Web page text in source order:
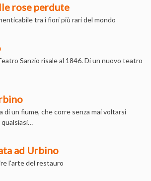
rose perdute
tra i fiori più rari del mondo
Sanzio risale al 1846. Di un nuovo teatro
di un fiume, che corre senza mai voltarsi
ad Urbino
l'arte del restauro